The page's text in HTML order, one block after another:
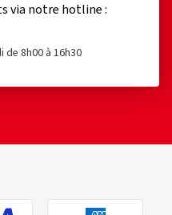
via notre hotline :
de 8h00 à 16h30